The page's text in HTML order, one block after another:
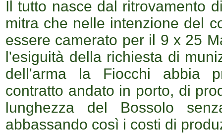
Il tutto nasce dal ritrovamento
mitra che nelle intenzione del
essere camerato per il 9 x 25
l'esiguità della richiesta di
dell'arma la Fiocchi abbia
contratto andato in porto, di
lunghezza del Bossolo
abbassando così i costi di